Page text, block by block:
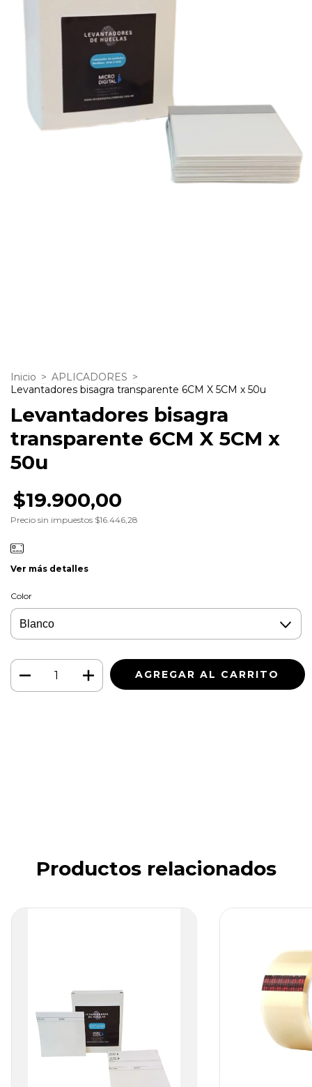
Inicio > APLICADORES >
Levantadores bisagra transparente 6CM X 5CM x 50u
Levantadores bisagra
transparente 6CM X 5CM x
50u
$19.900,00
Precio sin impuestos $16.446,28
Ver más detalles
Color
Productos relacionados